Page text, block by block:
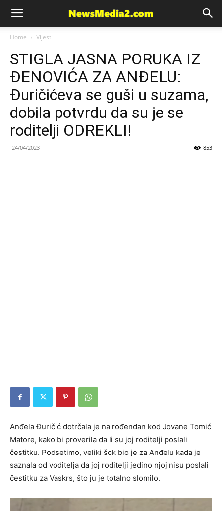
News
Media
Home Vijesti
STIGLA JASNA PORUKA IZ
ĐENOVIĆA ZA ANĐELU:
Đuričićeva se guši u suzama,
dobila potvrdu da su je se
roditelji ODREKLI!
24/04/2023 853
Anđela Đuričić dotrčala je na rođendan kod Jovane Tomić
Matore, kako bi proverila da li su joj roditelji poslali
čestitku. Podsetimo, veliki šok bio je za Anđelu kada je
saznala od voditelja da joj roditelji jedino njoj nisu poslali
čestitku za Vaskrs, što ju je totalno slomilo.